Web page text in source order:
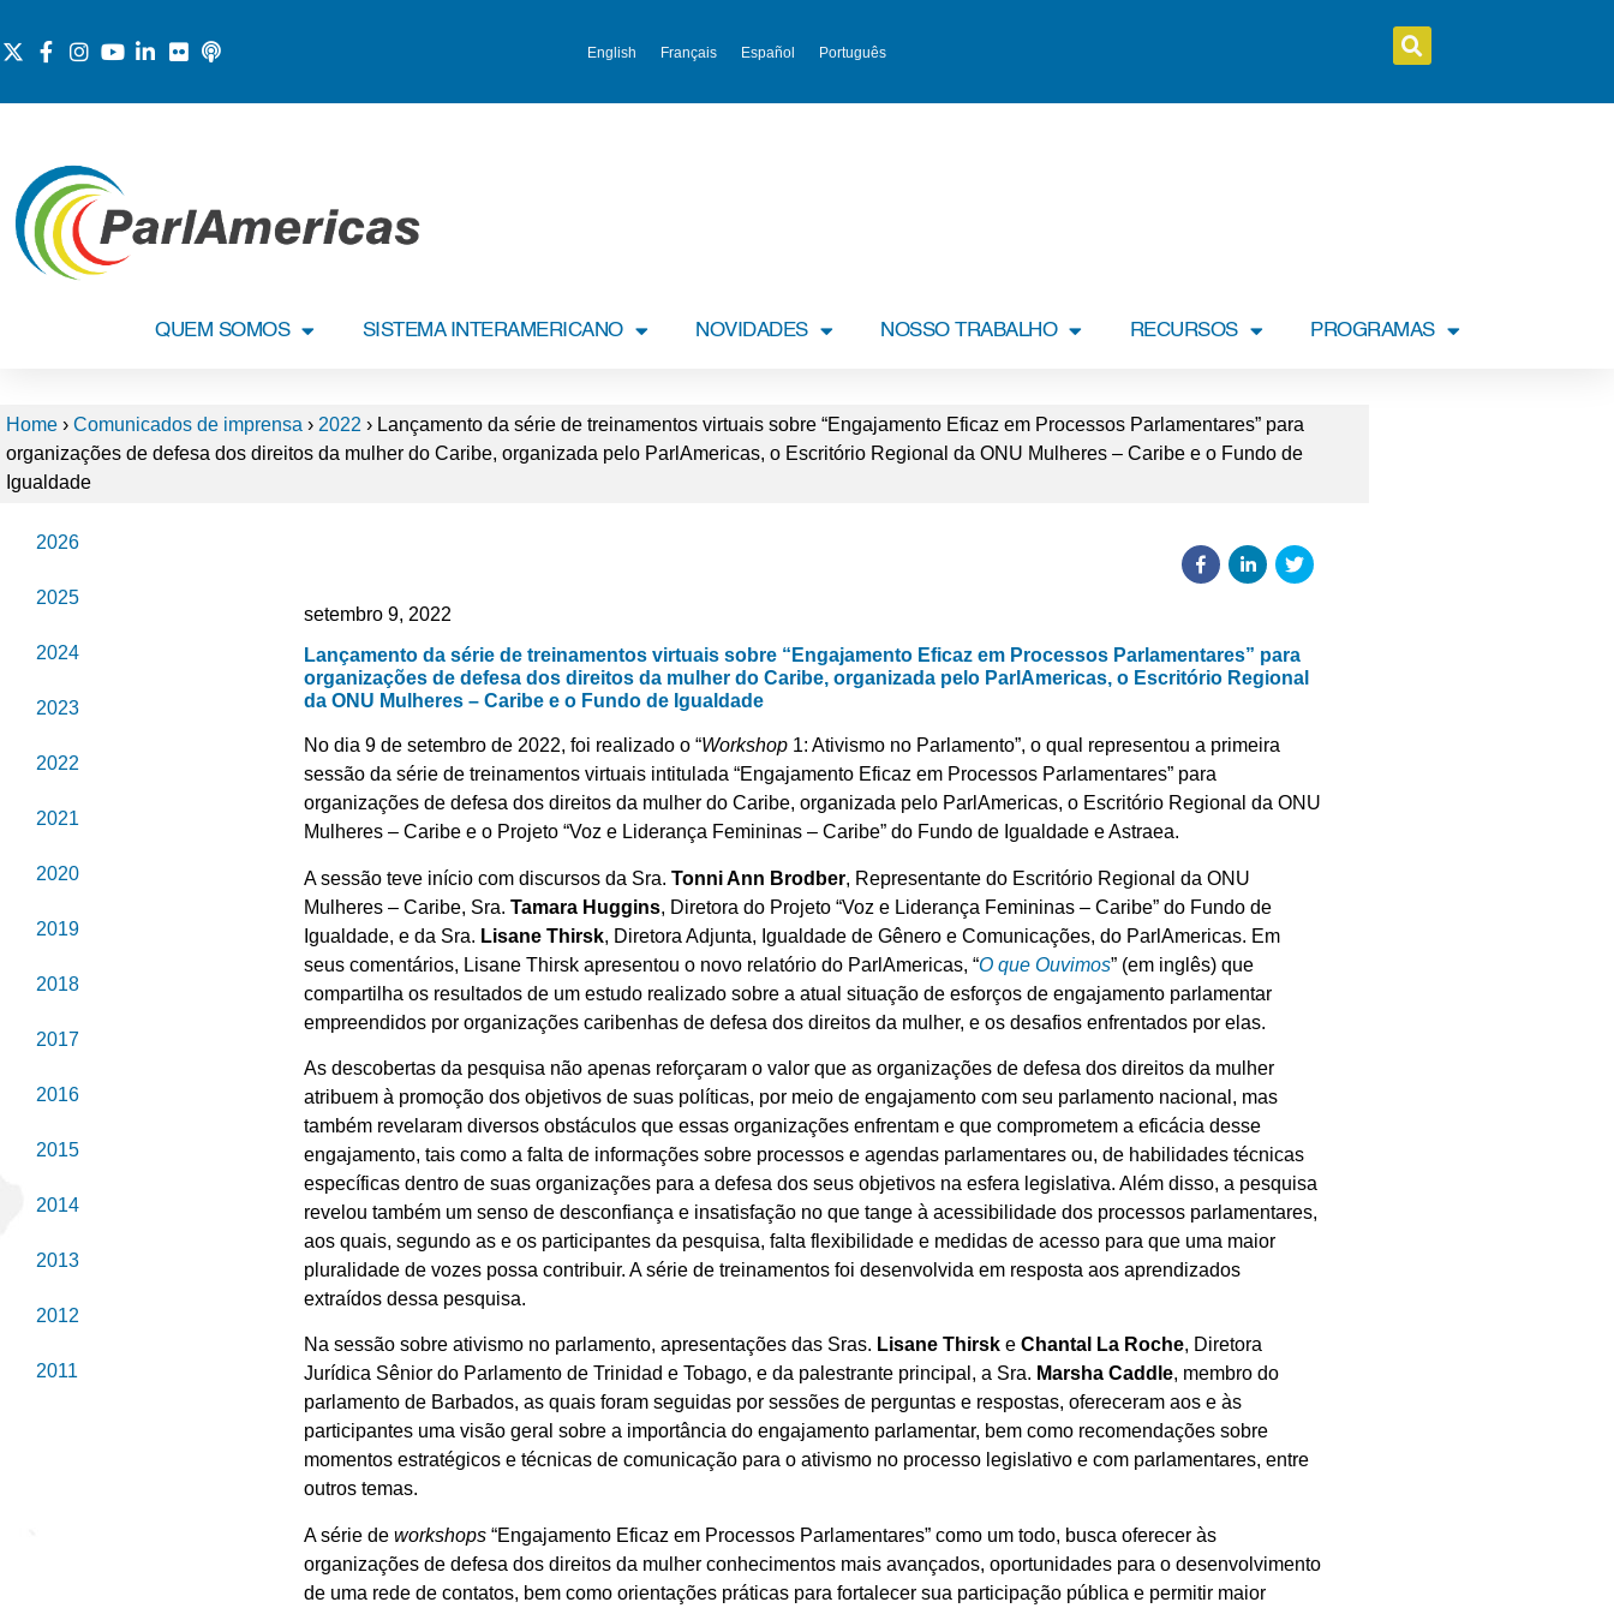
English Français Español Português
QUEM SOMOS SISTEMA INTERAMERICANO NOVIDADES NOSSO TRABALHO RECURSOS PROGRAMAS
Home › Comunicados de imprensa › 2022 › Lançamento da série de treinamentos virtuais sobre “Engajamento Eficaz em Processos Parlamentares” para
organizações de defesa dos direitos da mulher do Caribe, organizada pelo ParlAmericas, o Escritório Regional da ONU Mulheres – Caribe e o Fundo de
Igualdade
2026
2025
2024
2023
2022
2021
2020
2019
2018
2017
2016
2015
2014
2013
2012
2011
setembro 9, 2022
Lançamento da série de treinamentos virtuais sobre “Engajamento Eficaz em Processos Parlamentares” para
organizações de defesa dos direitos da mulher do Caribe, organizada pelo ParlAmericas, o Escritório Regional
da ONU Mulheres – Caribe e o Fundo de Igualdade
No dia 9 de setembro de 2022, foi realizado o “Workshop 1: Ativismo no Parlamento”, o qual representou a primeira
sessão da série de treinamentos virtuais intitulada “Engajamento Eficaz em Processos Parlamentares” para
organizações de defesa dos direitos da mulher do Caribe, organizada pelo ParlAmericas, o Escritório Regional da ONU
Mulheres – Caribe e o Projeto “Voz e Liderança Femininas – Caribe” do Fundo de Igualdade e Astraea.
A sessão teve início com discursos da Sra.Tonni Ann Brodber, Representante do Escritório Regional da ONU
Mulheres – Caribe, Sra.Tamara Huggins, Diretora do Projeto “Voz e Liderança Femininas – Caribe” do Fundo de
Igualdade, e da Sra. Lisane Thirsk, Diretora Adjunta, Igualdade de Gênero e Comunicações, do ParlAmericas. Em
seus comentários, Lisane Thirsk apresentou o novo relatório do ParlAmericas, “O que Ouvimos” (em inglês) que
compartilha os resultados de um estudo realizado sobre a atual situação de esforços de engajamento parlamentar
empreendidos por organizações caribenhas de defesa dos direitos da mulher, e os desafios enfrentados por elas.
As descobertas da pesquisa não apenas reforçaram o valor que as organizações de defesa dos direitos da mulher
atribuem à promoção dos objetivos de suas políticas, por meio de engajamento com seu parlamento nacional, mas
também revelaram diversos obstáculos que essas organizações enfrentam e que comprometem a eficácia desse
engajamento, tais como a falta de informações sobre processos e agendas parlamentares ou, de habilidades técnicas
específicas dentro de suas organizações para a defesa dos seus objetivos na esfera legislativa. Além disso, a pesquisa
revelou também um senso de desconfiança e insatisfação no que tange à acessibilidade dos processos parlamentares,
aos quais, segundo as e os participantes da pesquisa, falta flexibilidade e medidas de acesso para que uma maior
pluralidade de vozes possa contribuir. A série de treinamentos foi desenvolvida em resposta aos aprendizados
extraídos dessa pesquisa.
Na sessão sobre ativismo no parlamento, apresentações das Sras. Lisane Thirsk eChantal La Roche, Diretora
Jurídica Sênior do Parlamento de Trinidad e Tobago, e da palestrante principal, a Sra. Marsha Caddle, membro do
parlamento de Barbados, as quais foram seguidas por sessões de perguntas e respostas, ofereceram aos e às
participantes uma visão geral sobre a importância do engajamento parlamentar, bem como recomendações sobre
momentos estratégicos e técnicas de comunicação para o ativismo no processo legislativo e com parlamentares, entre
outros temas.
A série deworkshops “Engajamento Eficaz em Processos Parlamentares” como um todo, busca oferecer às
organizações de defesa dos direitos da mulher conhecimentos mais avançados, oportunidades para o desenvolvimento
de uma rede de contatos, bem como orientações práticas para fortalecer sua participação pública e permitir maior